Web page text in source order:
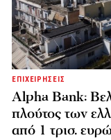
ΕΠΙΧΕΙΡΗΣΕΙΣ
Alpha Bank:
πλούτος των
από 1 τρισ.